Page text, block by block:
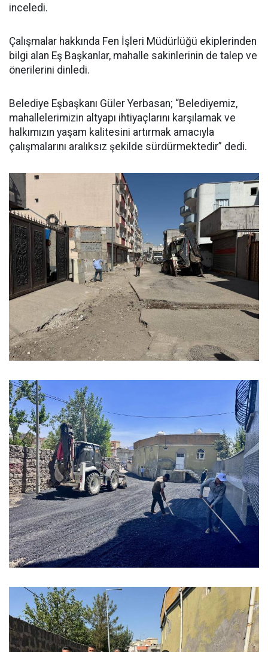
inceledi.
Çalışmalar hakkında Fen İşleri Müdürlüğü ekiplerinden
bilgi alan Eş Başkanlar, mahalle sakinlerinin de talep ve
önerilerini dinledi.
Belediye Eşbaşkanı Güler Yerbasan; “Belediyemiz,
mahallelerimizin altyapı ihtiyaçlarını karşılamak ve
halkımızın yaşam kalitesini artırmak amacıyla
çalışmalarını aralıksız şekilde sürdürmektedir” dedi.